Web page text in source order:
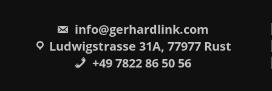
info@gerhardlink.com
Ludwigstrasse 31A, 77977 Rust
+49 7822 86 50 56